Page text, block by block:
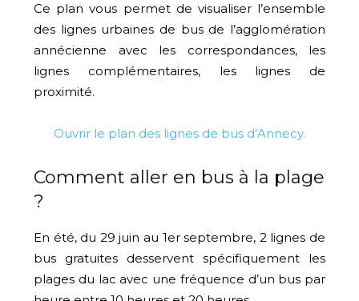
Ce plan vous permet de visualiser l’ensemble
des lignes urbaines de bus de l’agglomération
annécienne avec les correspondances, les
lignes complémentaires, les lignes de
proximité.
Ouvrir le plan des lignes de bus d’Annecy.
Comment aller en bus à la plage
?
En été, du 29 juin au 1er septembre, 2 lignes de
bus gratuites desservent spécifiquement les
plages du lac avec une fréquence d’un bus par